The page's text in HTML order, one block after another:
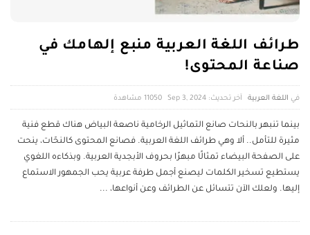
طرائف اللغة العربية منبع إلهامك في
صناعة المحتوى!
اللغة العربية آخر تحديث: Sep 3, 2024 11050 ‎مشاهدة
بينما تنبهر بالنحات صانع التماثيل الرخامية ناصعة البياض هناك قطع فنية
مثيرة للتأمل.. ألا وهي طرائف اللغة العربية. فصانع المحتوى كالنحّات، ينحت
على الصفحة البيضاء تمثالًا مبهرًا بحروف الأبجدية العربية. وبذكاءه اللغوي
يستطيع تسخير الكلمات ليصنع أجمل طرفة عربية يحب الجمهور الاستماع
إليها. ولعلك الآن تتسائل عن الطرائف وعن أنواعها، ...